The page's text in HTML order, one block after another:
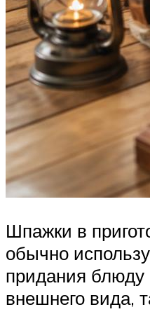
Шпажки в
обычно
придания блюду
внешнего вида,